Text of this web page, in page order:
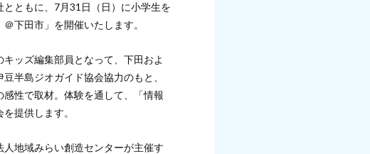
ともに、7月31日（日）に小学生を
下田市」を開催いたします。
ッズ編集部員となって、下田およ
半島ジオガイド協会協力のもと、
性で取材。体験を通して、「情報
提供します。
地域みらい創造センターが主催す